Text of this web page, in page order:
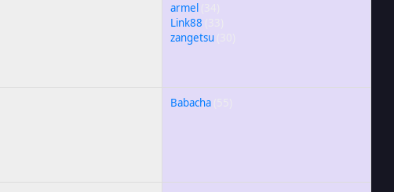
armel
Link88
zangetsu
Babacha